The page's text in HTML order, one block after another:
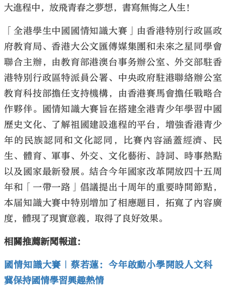
大進程中，放飛青春之夢想，書寫無悔之人生！
「全港學生中國國情知識大賽」由香港特別行政區政
府教育局、香港大公文匯傳媒集團和未來之星同學會
聯合主辦，由教育部港澳台事务辦公室、外交部駐香
港特別行政區特派員公署、中央政府駐港聯絡辦公室
教育科技部擔任支持機構，由香港賽馬會擔任戰略合
作夥伴。國情知識大賽旨在搭建全港青少年學習中國
歷史文化、了解祖國建設進程的平台，增強香港青少
年的民族認同和文化認同，比賽內容涵蓋經濟、民
生、體育、軍事、外交、文化藝術、詩詞、時事熱點
以及國家最新發展。結合今年國家改革開放四十五周
年和「一帶一路」倡議提出十周年的重要時間節點，
本届知識大賽中特別增加了相應題目，拓寬了內容廣
度，體現了現實意義，取得了良好效果。
相關推薦新聞報道：
國情知識大賽｜蔡若蓮：今年啟動小學開設人文科
冀保持國情學習興趣熱情